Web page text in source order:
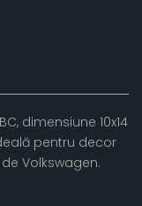
dimensiune 10x14
pentru decor
Volkswagen.